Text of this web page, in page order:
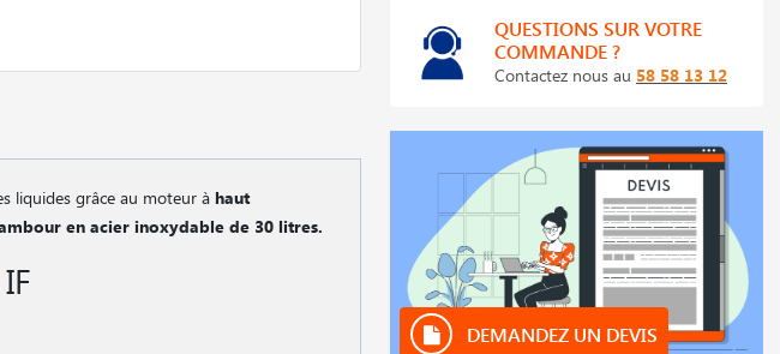
liquides grâce au moteur à haut
en acier inoxydable de 30 litres.
QUESTIONS SUR VOTRE
COMMANDE ?
Contactez nous au 58 58 13 12
DEMANDEZ UN DEVIS